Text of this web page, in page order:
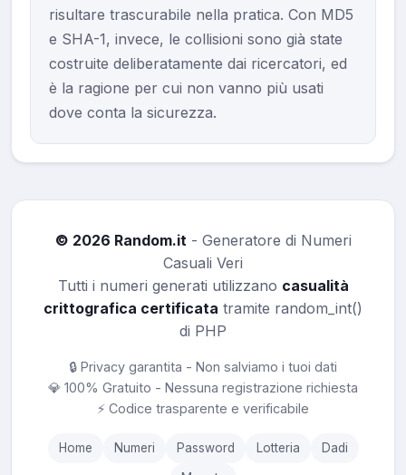
risultare trascurabile nella pratica. Con MD5
e SHA-1, invece, le collisioni sono già state
costruite deliberatamente dai ricercatori, ed
è la ragione per cui non vanno più usati
dove conta la sicurezza.
© 2026 Random.it- Generatore di Numeri
Casuali Veri
Tutti i numeri generati utilizzano casualità
crittografica certificata tramite random_int()
di PHP
🔒 Privacy garantita - Non salviamo i tuoi dati
💎 100% Gratuito - Nessuna registrazione richiesta
⚡ Codice trasparente e verificabile
Home Numeri Password Lotteria Dadi